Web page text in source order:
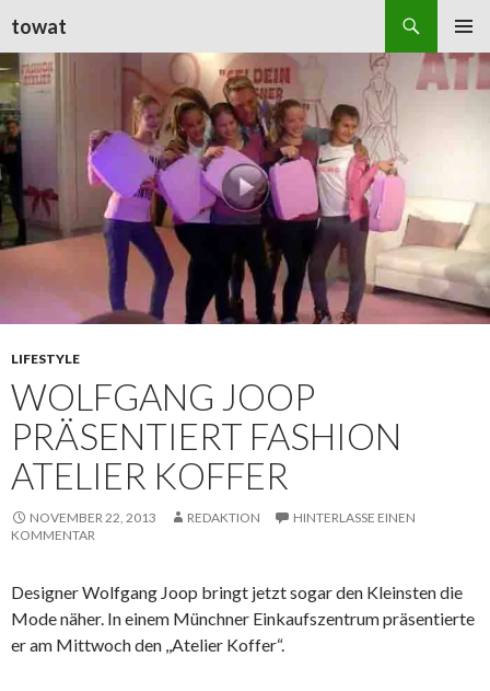
towat
MENÜ
INHALT
SPRINGEN
LIFESTYLE
WOLFGANG JOOP
PRÄSENTIERT FASHION
ATELIER KOFFER
NOVEMBER 22, 2013 REDAKTION
HINTERLASSE EINEN
KOMMENTAR
Designer Wolfgang Joop bringt jetzt sogar den Kleinsten die
Mode näher. In einem Münchner Einkaufszentrum präsentierte
er am Mittwoch den ,,Atelier Koffer“.